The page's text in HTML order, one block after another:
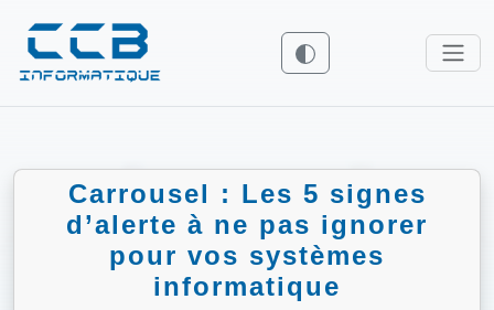
Carrousel : Les 5 signes
d’alerte à ne pas ignorer
pour vos systèmes
informatique